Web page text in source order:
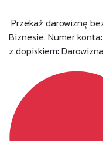
Przekaż darowiznę
Biznesie. Numer
z dopiskiem: